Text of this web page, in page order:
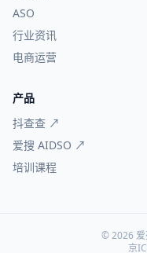
ASO
行业资讯
电商运营
产品
抖查查 ↗
爱搜 AIDSO ↗
培训课程
© 2026
京